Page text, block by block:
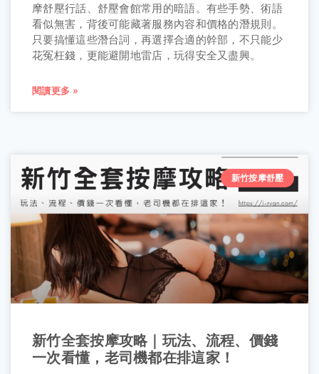
摩舒壓行話、舒壓會館常用的暗語。有些手勢、術語
看似無害，背後可能藏著服務內容和價格的潛規則。
只要搞懂這些潛台詞，再選擇合適的幹部，不只能少
花冤枉錢，更能避開地雷店，玩得安全又盡興。
閱讀更多 »
新竹按摩舒壓
新竹全套按摩攻略｜玩法、流程、價錢
一次看懂，老司機都在排這家！